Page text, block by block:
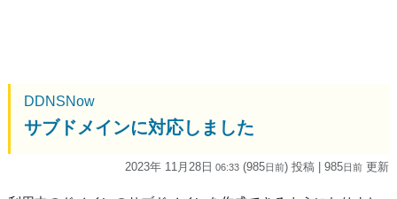
DDNSNow
サブドメインに対応しました
2023年 11月28日 06:33 (985日前) 投稿 | 985日前 更新